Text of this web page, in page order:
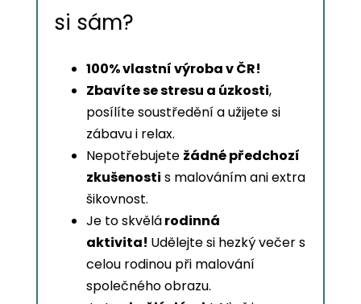
si sám?
100% vlastní výroba v ČR!
Zbavíte se stresu a úzkosti,
posílíte soustředění a užijete si
zábavu i relax.
Nepotřebujete žádné předchozí
zkušenosti s malováním ani extra
šikovnost.
Je to skvělárodinná
aktivita! Udělejte si hezký večer s
celou rodinou při malování
společného obrazu.